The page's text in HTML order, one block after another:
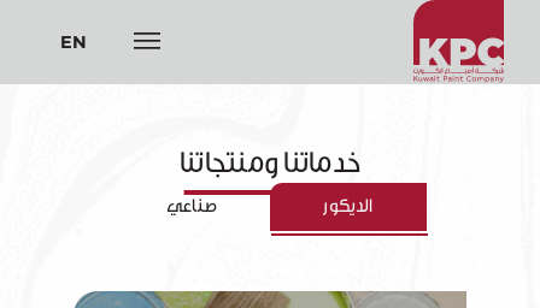
EN
خدماتنا ومنتجاتنا
الديكور صناعي